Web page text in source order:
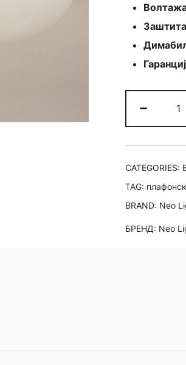
-
CATEGORIES:
TAG:
BRAND: Neo
БРЕНД: Neo